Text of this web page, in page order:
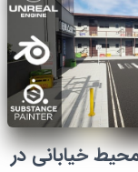
خیابانی در